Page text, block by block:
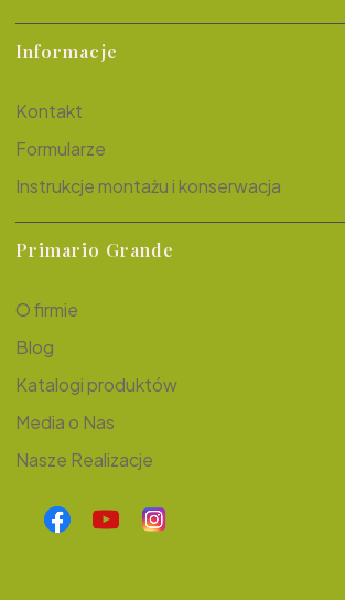
Informacje
Kontakt
Formularze
Instrukcje montażu i konserwacja
Primario Grande
O firmie
Blog
Katalogi produktów
Media o Nas
Nasze Realizacje